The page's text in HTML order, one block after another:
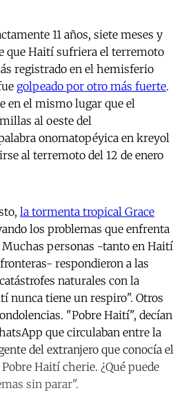
11 años, siete meses y
que Haití sufriera el terremoto
registrado en el hemisferio
golpeado por otro más fuerte.
en el mismo lugar que el
al oeste del
onomatopéyica en kreyol
al terremoto del 12 de enero
la tormenta tropical Grace
los problemas que enfrenta
Muchas personas -tanto en Haití
respondieron a las
naturales con la
nunca tiene un respiro". Otros
"Pobre Haití", decían
que circulaban entre la
del extranjero que conocía el
Haití cherie. ¿Qué puede
sin parar".